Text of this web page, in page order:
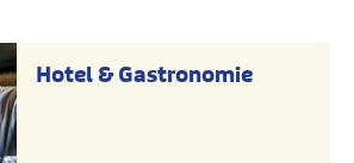
Hotel & Gastronomie